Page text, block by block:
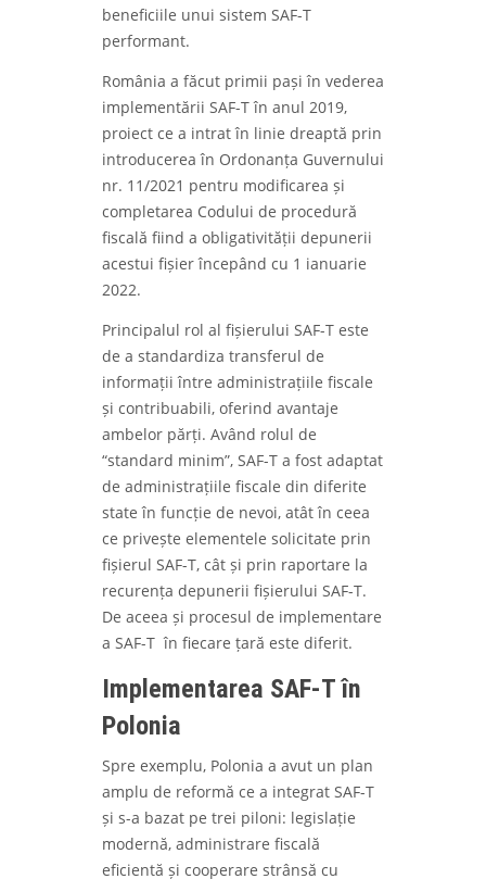
beneficiile unui sistem SAF-T
performant.
România a făcut primii pași în vederea
implementării SAF-T în anul 2019,
proiect ce a intrat în linie dreaptă prin
introducerea în Ordonanța Guvernului
nr. 11/2021 pentru modificarea și
completarea Codului de procedură
fiscală fiind a obligativității depunerii
acestui fișier începând cu 1 ianuarie
2022.
Principalul rol al fișierului SAF-T este
de a standardiza transferul de
informații între administrațiile fiscale
și contribuabili, oferind avantaje
ambelor părți. Având rolul de
“standard minim”, SAF-T a fost adaptat
de administrațiile fiscale din diferite
state în funcție de nevoi, atât în ceea
ce privește elementele solicitate prin
fișierul SAF-T, cât și prin raportare la
recurența depunerii fișierului SAF-T.
De aceea și procesul de implementare
a SAF-T în fiecare țară este diferit.
Implementarea SAF-T în
Polonia
Spre exemplu, Polonia a avut un plan
amplu de reformă ce a integrat SAF-T
și s-a bazat pe trei piloni: legislație
modernă, administrare fiscală
eficientă și cooperare strânsă cu